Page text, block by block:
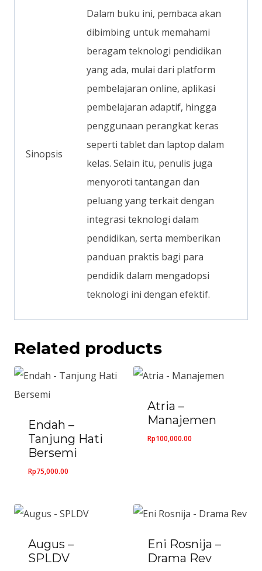
Sinopsis
Dalam buku ini, pembaca akan
dibimbing untuk memahami
beragam teknologi pendidikan
yang ada, mulai dari platform
pembelajaran online, aplikasi
pembelajaran adaptif, hingga
penggunaan perangkat keras
seperti tablet dan laptop dalam
kelas. Selain itu, penulis juga
menyoroti tantangan dan
peluang yang terkait dengan
integrasi teknologi dalam
pendidikan, serta memberikan
panduan praktis bagi para
pendidik dalam mengadopsi
teknologi ini dengan efektif.
Related products
Endah –
Tanjung Hati
Bersemi
Rp75,000.00
Atria –
Manajemen
Rp100,000.00
Augus –
SPLDV
Eni Rosnija –
Drama Rev